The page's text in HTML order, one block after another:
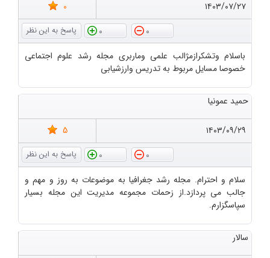
۱۴۰۳/۰۷/۲۷
0
0
0
باسلام وتشکرازمژالب علمی وماربری مجله رشد علوم اجتماعی
خصوصا مسایل مربوط به تدریس وارزشیابی
حمید عمونیا
۱۴۰۳/۰۹/۲۹
5
0
0
سلام و احترام. مجله رشد جغرافیا به موضوعات به روز و مهم و
جالب می پردازد.از زحمات مجموعه مدیریت این مجله بسیار
سپاسگزارم.
سالار